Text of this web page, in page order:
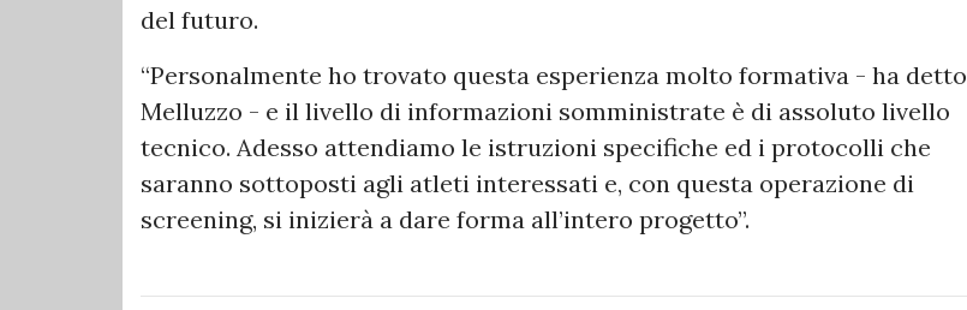
del futuro.
“Personalmente ho trovato questa esperienza molto formativa - ha detto
Melluzzo - e il livello di informazioni somministrate è di assoluto livello
tecnico. Adesso attendiamo le istruzioni specifiche ed i protocolli che
saranno sottoposti agli atleti interessati e, con questa operazione di
screening, si inizierà a dare forma all’intero progetto”.